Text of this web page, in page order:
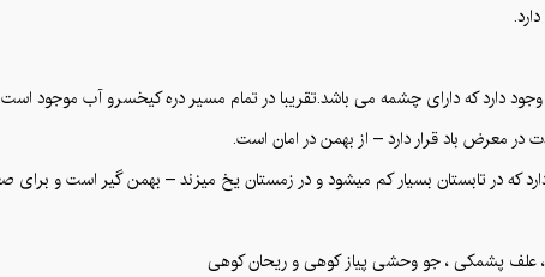
دارد که دارای چشمه می باشد.تقریبا در تمام مسیر دره کیخسرو آب موجود است
علف پشمکی ، جو وحشی پیاز کوهی و ریحان کوهی